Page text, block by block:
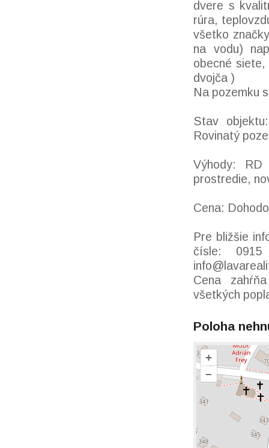
dvere s
rúra,
všetko
na vodu)
obecné siete,
dvojča )
Na pozemku
Stav
Rovinatý
Výhody: RD
prostredie,
Cena:
Pre bližšie
čísle:
Cena
všetkých
Poloha
+
–